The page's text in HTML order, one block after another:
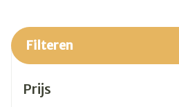
Filteren
Prijs